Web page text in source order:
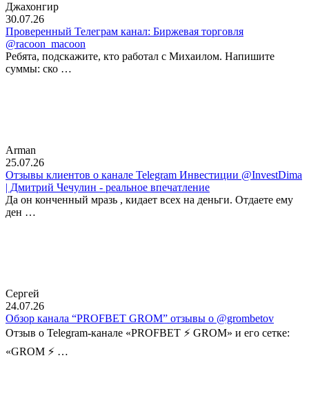
Джахонгир
30.07.26
Проверенный Телеграм канал: Биржевая торговля
@racoon_macoon
Ребята, подскажите, кто работал с Михаилом. Напишите
суммы: ско …
Arman
25.07.26
Отзывы клиентов о канале Telegram Инвестиции @InvestDima
| Дмитрий Чечулин - реальное впечатление
Да он конченный мразь , кидает всех на деньги. Отдаете ему
ден …
Сергей
24.07.26
Обзор канала “PROFBET GROM” отзывы о @grombetov
Отзыв о Telegram-канале «PROFBET ⚡️ GROM» и его сетке:
«GROM ⚡️ …